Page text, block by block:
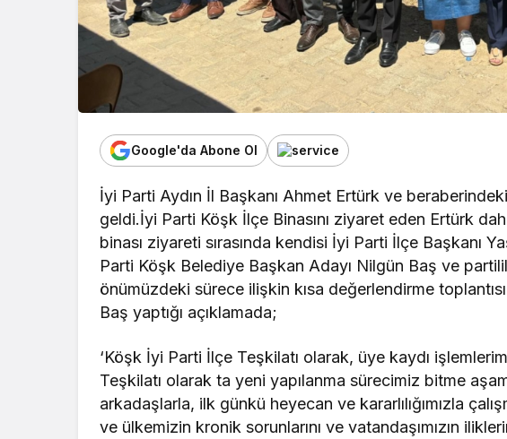
Google'da Abone Ol
İyi Parti Aydın İl Başkanı Ahmet Ertürk ve
geldi.İyi Parti Köşk İlçe Binasını ziyaret eden Ertürk
binası ziyareti sırasında kendisi İyi Parti İlçe Başkanı
Parti Köşk Belediye Başkan Adayı Nilgün Baş ve
önümüzdeki sürece ilişkin kısa değerlendirme
Baş yaptığı açıklamada;
‘Köşk İyi Parti İlçe Teşkilatı olarak, üye kaydı
Teşkilatı olarak ta yeni yapılanma sürecimiz bitme
arkadaşlarla, ilk günkü heyecan ve kararlılığımızla
ve ülkemizin kronik sorunlarını ve vatandaşımızın